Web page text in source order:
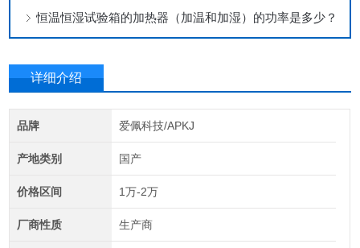
恒温恒湿试验箱的加热器（加温和加湿）的功率是多少？
详细介绍
品牌 爱佩科技/APKJ
产地类别 国产
价格区间 1万-2万
厂商性质 生产商